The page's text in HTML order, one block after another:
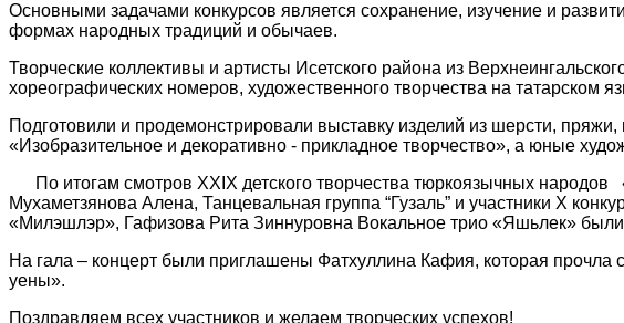
Основными задачами конкурсов является сохранение, изучение и
формах народных традиций и обычаев.
Творческие коллективы и артисты Исетского района из
хореографических номеров, художественного творчества на татарском
Подготовили и продемонстрировали выставку изделий из шерсти,
«Изобразительное и декоративно - прикладное творчество», а юные
По итогам смотров XXIX детского творчества тюркоязычных народов
Мухаметзянова Алена, Танцевальная группа “Гузаль” и участники X
«Милэшлэр», Гафизова Рита Зиннуровна Вокальное трио «Яшьлек»
На гала – концерт были приглашены Фатхуллина Кафия, которая
уены».
Поздравляем всех участников и желаем творческих успехов!